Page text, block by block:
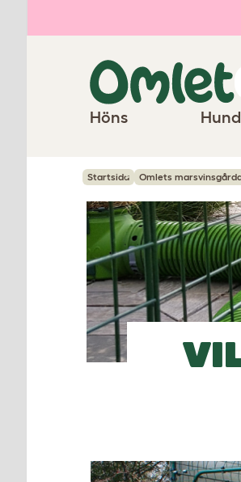
Höns
Startsida Omlets